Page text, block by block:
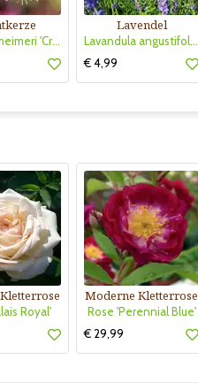
Gaura lindheimeri 'Crimson Butterflies'
Lavendel
Lavandula angustifolia 'Hidcote'
€ 4,99
Royal'
Moderne Kletterrose
Rose 'Perennial Blue'
€ 29,99